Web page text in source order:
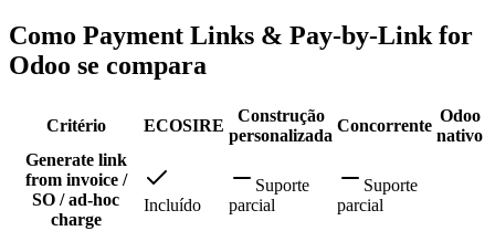
Como Payment Links & Pay-by-Link for
Odoo se compara
Critério ECOSIRE
Construção
personalizada
Concorrente
Odoo
nativo
Generate link
from invoice /
SO / ad-hoc
charge
Incluído
Suporte
parcial
Suporte
parcial